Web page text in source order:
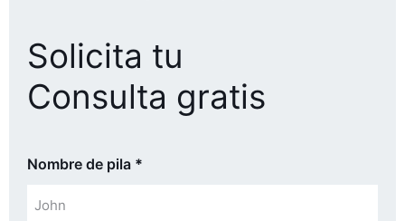
Solicita tu
Consulta gratis
Nombre de pila *